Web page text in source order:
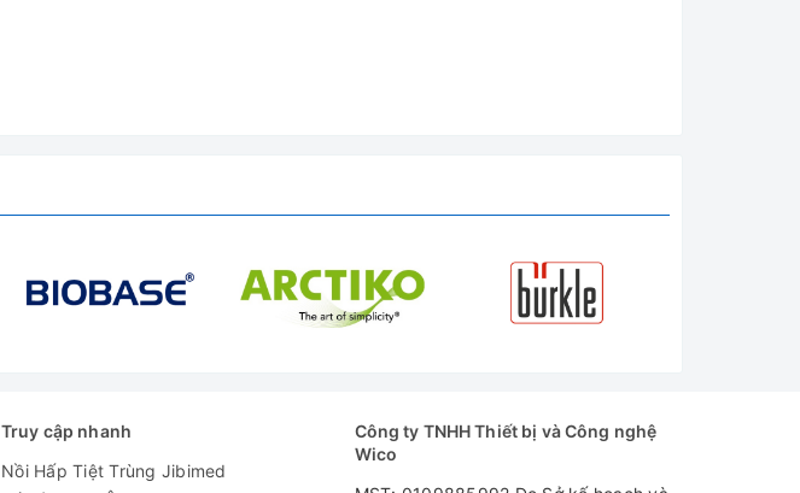
Truy cập nhanh
Nồi Hấp Tiệt Trùng Jibimed
Công ty TNHH Thiết bị và Công nghệ
Wico